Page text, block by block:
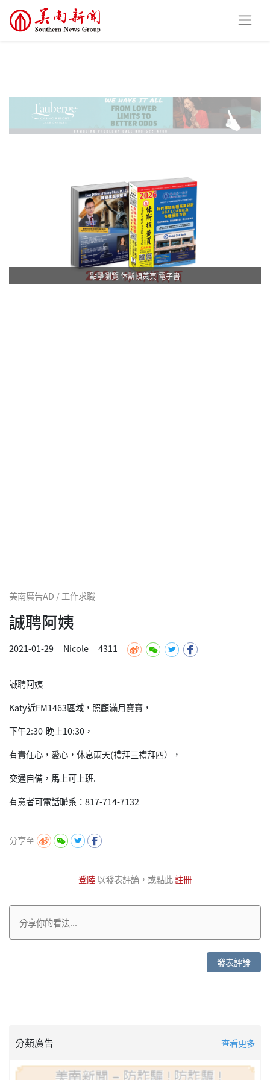
點擊瀏覽 休斯頓黃頁 電子書
美南廣告AD / 工作求職
誠聘阿姨
2021-01-29 Nicole 4311
誠聘阿姨
Katy近FM1463區域，照顧滿月寶寶，
下午2:30-晚上10:30，
有責任心，愛心，休息兩天(禮拜三禮拜四），
交通自備，馬上可上班.
有意者可電話聯系：817-714-7132
分享至
登陸以發表評論，或點此註冊
發表評論
分類廣告 查看更多